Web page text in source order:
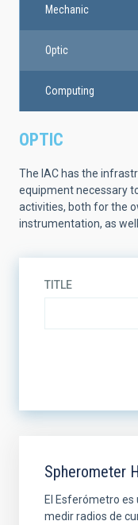
OPTIC
The IAC has the
equipment necessary
activities, both for the
instrumentation, as
TITLE
Spherometer
El Esferómetro
medir radios de
Mechanic
Optic
Computing